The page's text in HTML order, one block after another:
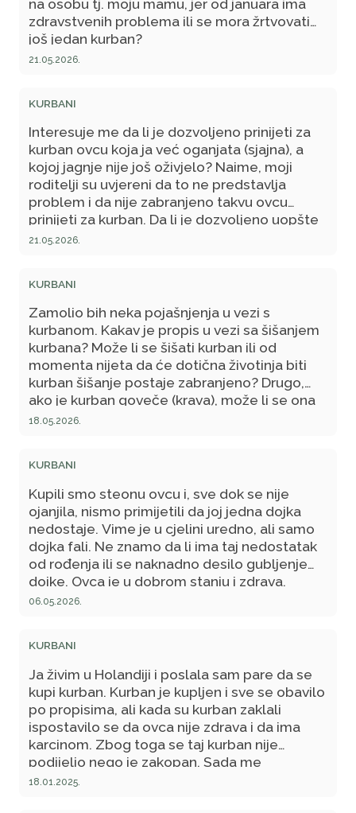
na osobu tj. moju mamu, jer od januara ima
zdravstvenih problema ili se mora žrtvovati
još jedan kurban?
21.05.2026.
KURBANI
Interesuje me da li je dozvoljeno prinijeti za
kurban ovcu koja ja već oganjata (sjajna), a
kojoj jagnje nije još oživjelo? Naime, moji
roditelji su uvjereni da to ne predstavlja
problem i da nije zabranjeno takvu ovcu
prinijeti za kurban. Da li je dozvoljeno uopšte
zaklati ovcu koja je sjajna?
21.05.2026.
KURBANI
Zamolio bih neka pojašnjenja u vezi s
kurbanom. Kakav je propis u vezi sa šišanjem
kurbana? Može li se šišati kurban ili od
momenta nijeta da će dotična životinja biti
kurban šišanje postaje zabranjeno? Drugo,
ako je kurban goveče (krava), može li se ona
musti do momenta žrtvovanja? Često se pri
negdje čak i prije ramazana pa se kod nekog
domaćina ugovori kupovina krave za kurban.
Da li se od tog momenta do dana žrtvovanja
krava može musti ili treba vime zasušiti?
18.05.2026.
KURBANI
Kupili smo steonu ovcu i, sve dok se nije
ojanjila, nismo primijetili da joj jedna dojka
nedostaje. Vime je u cjelini uredno, ali samo
dojka fali. Ne znamo da li ima taj nedostatak
od rođenja ili se naknadno desilo gubljenje
dojke. Ovca je u dobrom stanju i zdrava.
Zanima me: da li je takvu možemo žrtvovati u
06.05.2026.
KURBANI
Ja živim u Holandiji i poslala sam pare da se
kupi kurban. Kurban je kupljen i sve se obavilo
po propisima, ali kada su kurban zaklali
ispostavilo se da ovca nije zdrava i da ima
karcinom. Zbog toga se taj kurban nije
podijelio nego je zakopan. Sada me
interesuje da li će to biti upisano kod dragog
18.01.2025.